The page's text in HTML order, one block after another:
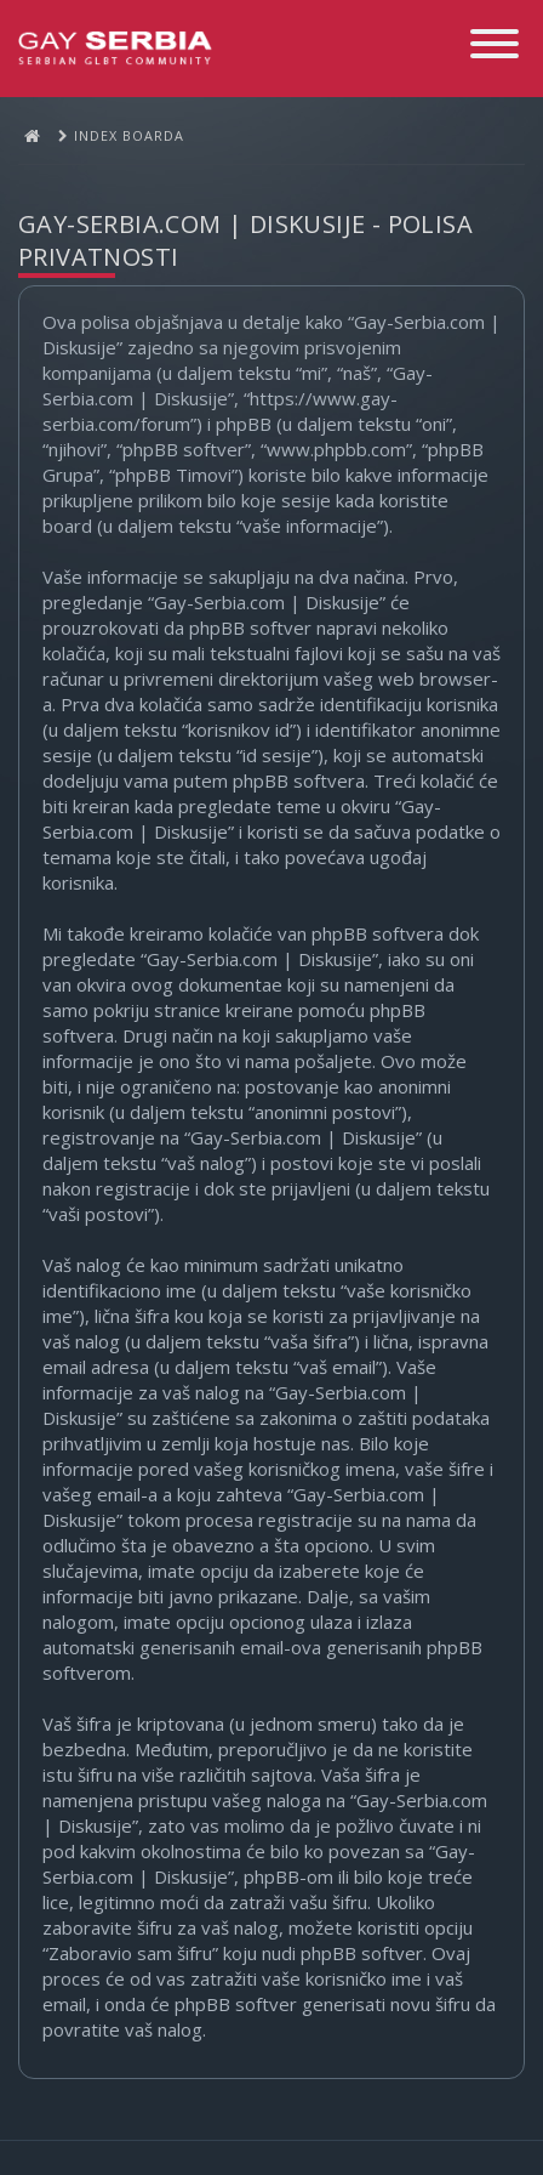
Toggle
INDEX BOARDA
GAY-SERBIA.COM | DISKUSIJE - POLISA
PRIVATNOSTI
Ova polisa objašnjava u detalje kako “Gay-Serbia.com |
Diskusije” zajedno sa njegovim prisvojenim
kompanijama (u daljem tekstu “mi”, “naš”, “Gay-
Serbia.com | Diskusije”, “https://www.gay-
serbia.com/forum”) i phpBB (u daljem tekstu “oni”,
“njihovi”, “phpBB softver”, “www.phpbb.com”, “phpBB
Grupa”, “phpBB Timovi”) koriste bilo kakve informacije
prikupljene prilikom bilo koje sesije kada koristite
board (u daljem tekstu “vaše informacije”).
Vaše informacije se sakupljaju na dva načina. Prvo,
pregledanje “Gay-Serbia.com | Diskusije” će
prouzrokovati da phpBB softver napravi nekoliko
kolačića, koji su mali tekstualni fajlovi koji se sašu na vaš
računar u privremeni direktorijum vašeg web browser-
a. Prva dva kolačića samo sadrže identifikaciju korisnika
(u daljem tekstu “korisnikov id”) i identifikator anonimne
sesije (u daljem tekstu “id sesije”), koji se automatski
dodeljuju vama putem phpBB softvera. Treći kolačić će
biti kreiran kada pregledate teme u okviru “Gay-
Serbia.com | Diskusije” i koristi se da sačuva podatke o
temama koje ste čitali, i tako povećava ugođaj
korisnika.
Mi takođe kreiramo kolačiće van phpBB softvera dok
pregledate “Gay-Serbia.com | Diskusije”, iako su oni
van okvira ovog dokumentae koji su namenjeni da
samo pokriju stranice kreirane pomoću phpBB
softvera. Drugi način na koji sakupljamo vaše
informacije je ono što vi nama pošaljete. Ovo može
biti, i nije ograničeno na: postovanje kao anonimni
korisnik (u daljem tekstu “anonimni postovi”),
registrovanje na “Gay-Serbia.com | Diskusije” (u
daljem tekstu “vaš nalog”) i postovi koje ste vi poslali
nakon registracije i dok ste prijavljeni (u daljem tekstu
“vaši postovi”).
Vaš nalog će kao minimum sadržati unikatno
identifikaciono ime (u daljem tekstu “vaše korisničko
ime”), lična šifra kou koja se koristi za prijavljivanje na
vaš nalog (u daljem tekstu “vaša šifra”) i lična, ispravna
email adresa (u daljem tekstu “vaš email”). Vaše
informacije za vaš nalog na “Gay-Serbia.com |
Diskusije” su zaštićene sa zakonima o zaštiti podataka
prihvatljivim u zemlji koja hostuje nas. Bilo koje
informacije pored vašeg korisničkog imena, vaše šifre i
vašeg email-a a koju zahteva “Gay-Serbia.com |
Diskusije” tokom procesa registracije su na nama da
odlučimo šta je obavezno a šta opciono. U svim
slučajevima, imate opciju da izaberete koje će
informacije biti javno prikazane. Dalje, sa vašim
nalogom, imate opciju opcionog ulaza i izlaza
automatski generisanih email-ova generisanih phpBB
softverom.
Vaš šifra je kriptovana (u jednom smeru) tako da je
bezbedna. Međutim, preporučljivo je da ne koristite
istu šifru na više različitih sajtova. Vaša šifra je
namenjena pristupu vašeg naloga na “Gay-Serbia.com
| Diskusije”, zato vas molimo da je požlivo čuvate i ni
pod kakvim okolnostima će bilo ko povezan sa “Gay-
Serbia.com | Diskusije”, phpBB-om ili bilo koje treće
lice, legitimno moći da zatraži vašu šifru. Ukoliko
zaboravite šifru za vaš nalog, možete koristiti opciju
“Zaboravio sam šifru” koju nudi phpBB softver. Ovaj
proces će od vas zatražiti vaše korisničko ime i vaš
email, i onda će phpBB softver generisati novu šifru da
povratite vaš nalog.